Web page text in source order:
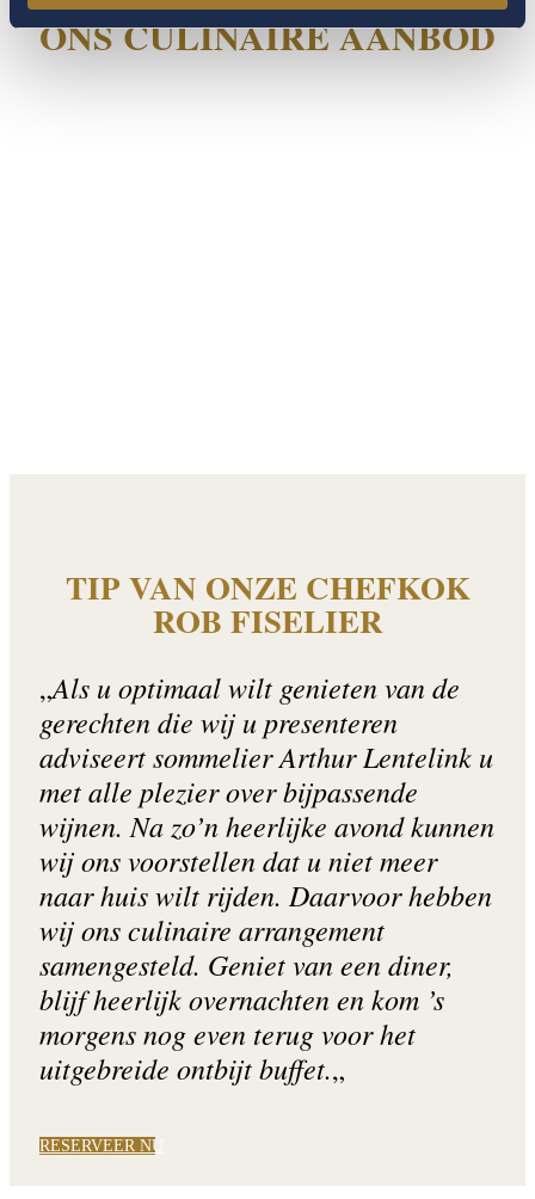
ONS CULINAIRE AANBOD
TIP VAN ONZE CHEFKOK
ROB FISELIER
„Als u optimaal wilt genieten van de
gerechten die wij u presenteren
adviseert sommelier Arthur Lentelink u
met alle plezier over bijpassende
wijnen. Na zo’n heerlijke avond kunnen
wij ons voorstellen dat u niet meer
naar huis wilt rijden. Daarvoor hebben
wij ons culinaire arrangement
samengesteld. Geniet van een diner,
blijf heerlijk overnachten en kom ’s
morgens nog even terug voor het
uitgebreide ontbijt buffet.„
RESERVEER NU